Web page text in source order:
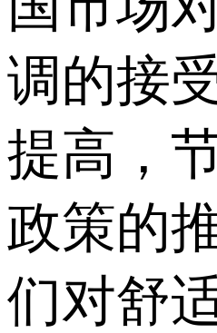
调的接
提高，
政策的
们对舒